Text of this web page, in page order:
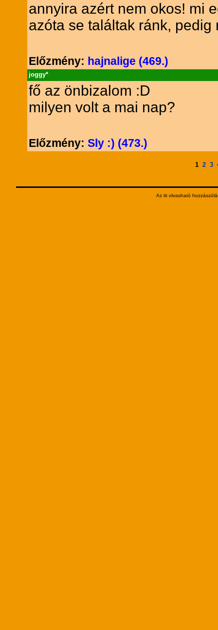
annyira azért nem okos! mi
azóta se találtak ránk,
Előzmény: hajnalige (469.)
joggy*
fő az önbizalom :D
milyen volt a mai nap?
Előzmény: Sly :) (473.)
1 2 3
Az itt olvasható